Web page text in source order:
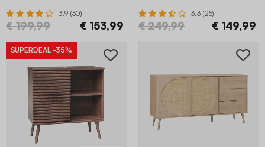
3.9 (30)
€ 199,99 € 153,99
3.3 (25)
€ 249,99 € 149,99
SUPERDEAL -35%